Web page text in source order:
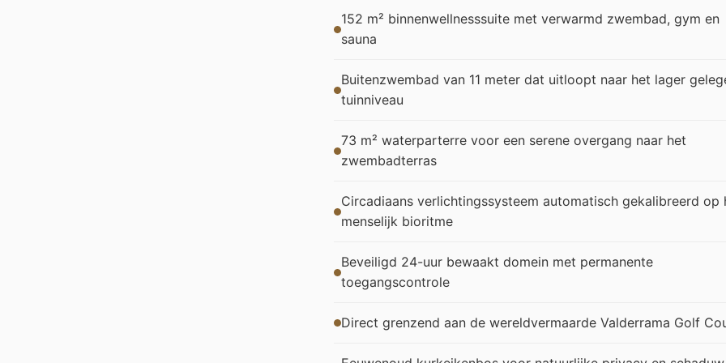
152 m² binnenwellnesssuite met verwarmd zwembad, gym en
sauna
Buitenzwembad van 11 meter dat uitloopt naar het lager
tuinniveau
73 m² waterparterre voor een serene overgang naar het
zwembadterras
Circadiaans verlichtingssysteem automatisch gekalibreerd op
menselijk bioritme
Beveiligd 24-uur bewaakt domein met permanente
toegangscontrole
Direct grenzend aan de wereldvermaarde Valderrama Golf